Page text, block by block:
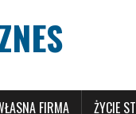
FIRMA ŻYCIE